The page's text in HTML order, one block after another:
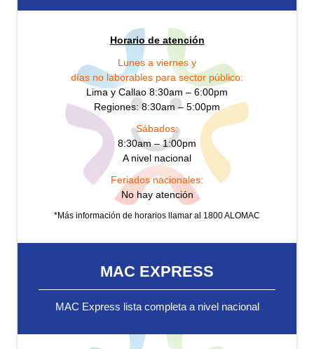
Horario de atención
Lunes a viernes y
días no laborables para sector público:
Lima y Callao 8:30am – 6:00pm
Regiones: 8:30am – 5:00pm
Sábados:
8:30am – 1:00pm
A nivel nacional
Feriados nacionales:
No hay atención
*Más información de horarios llamar al 1800 ALOMAC
MAC EXPRESS
MAC Express lista completa a nivel nacional